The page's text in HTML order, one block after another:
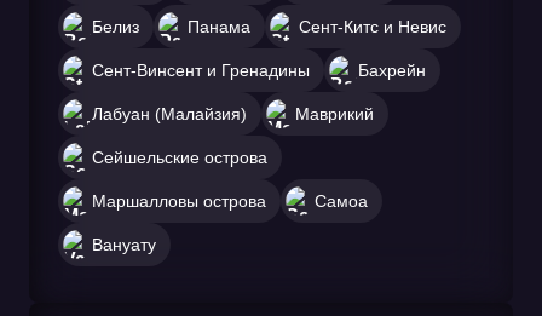
Белиз Панама Сент-Китс и Невис
Сент-Винсент и Гренадины Бахрейн
Лабуан (Малайзия) Маврикий
Сейшельские острова
Маршалловы острова Самоа
Вануату